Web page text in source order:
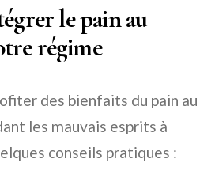
le pain au
régime
des bienfaits du pain au
les mauvais esprits à
conseils pratiques :